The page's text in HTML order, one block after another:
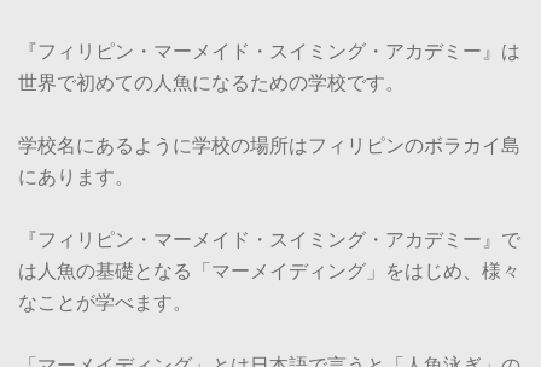
『フィリピン・マーメイド・スイミング・アカデミー』は
世界で初めての人魚になるための学校です。
学校名にあるように学校の場所はフィリピンのボラカイ島
にあります。
『フィリピン・マーメイド・スイミング・アカデミー』で
は人魚の基礎となる「マーメイディング」をはじめ、様々
なことが学べます。